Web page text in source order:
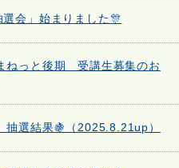
会」始まりました🎊
ねっと後期 受講生募集のお
選結果🍇（2025.8.21up）